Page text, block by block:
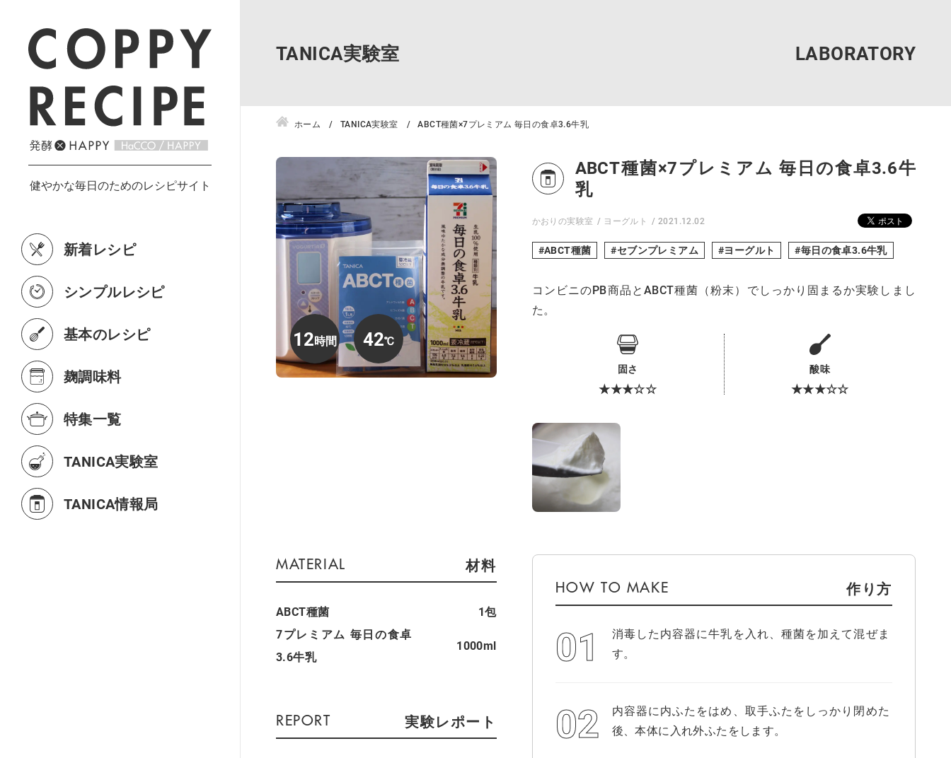
新着レシピ
シンプルレシピ
基本のレシピ
麹調味料
特集一覧
TANICA実験室
TANICA情報局
TANICA実験室
ホーム TANICA実験室 ABCT種菌×7プレミアム 毎日の食卓3.6牛乳
12 42
ABCT種菌×7プレミアム 毎日の食卓3.6牛
乳
かおりの実験室 ヨーグルト 2021.12.02
ABCT種菌 セブンプレミアム ヨーグルト 毎日の食卓3.6牛乳
コンビニのPB商品とABCT種菌（粉末）でしっかり固まるか実験しまし
た。
固さ
★★★☆☆
酸味
★★★☆☆
材料
ABCT種菌
1包
7プレミアム 毎日の食卓
3.6牛乳
1000ml
実験レポート
作り方
消毒した内容器に牛乳を入れ、種菌を加えて混ぜま
す。
内容器に内ふたをはめ、取手ふたをしっかり閉めた
後、本体に入れ外ふたをします。